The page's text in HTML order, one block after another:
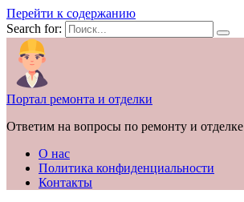
Перейти к содержанию
Search for:
Портал ремонта и отделки
Ответим на вопросы по ремонту и отделке
О нас
Политика конфиденциальности
Контакты